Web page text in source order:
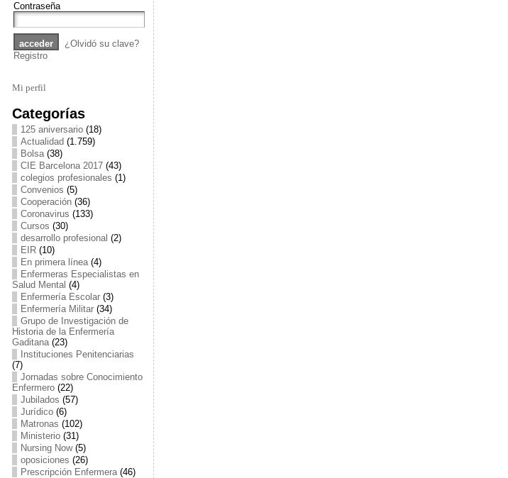
Contraseña
¿Olvidó su clave?
Registro
Mi perfil
Categorías
125 aniversario(18)
Actualidad (1.759)
Bolsa(38)
CIE Barcelona 2017(43)
colegios profesionales (1)
Convenios (5)
Cooperación(36)
Coronavirus (133)
Cursos (30)
desarrollo profesional (2)
EIR(10)
En primera línea(4)
Enfermeras Especialistas en
Salud Mental (4)
Enfermería Escolar(3)
Enfermería Militar(34)
Grupo de Investigación de
Historia de la Enfermería
Gaditana(23)
Instituciones Penitenciarias
(7)
Jornadas sobre Conocimiento
Enfermero(22)
Jubilados (57)
Jurídico(6)
Matronas (102)
Ministerio(31)
Nursing Now(5)
oposiciones (26)
Prescripción Enfermera(46)